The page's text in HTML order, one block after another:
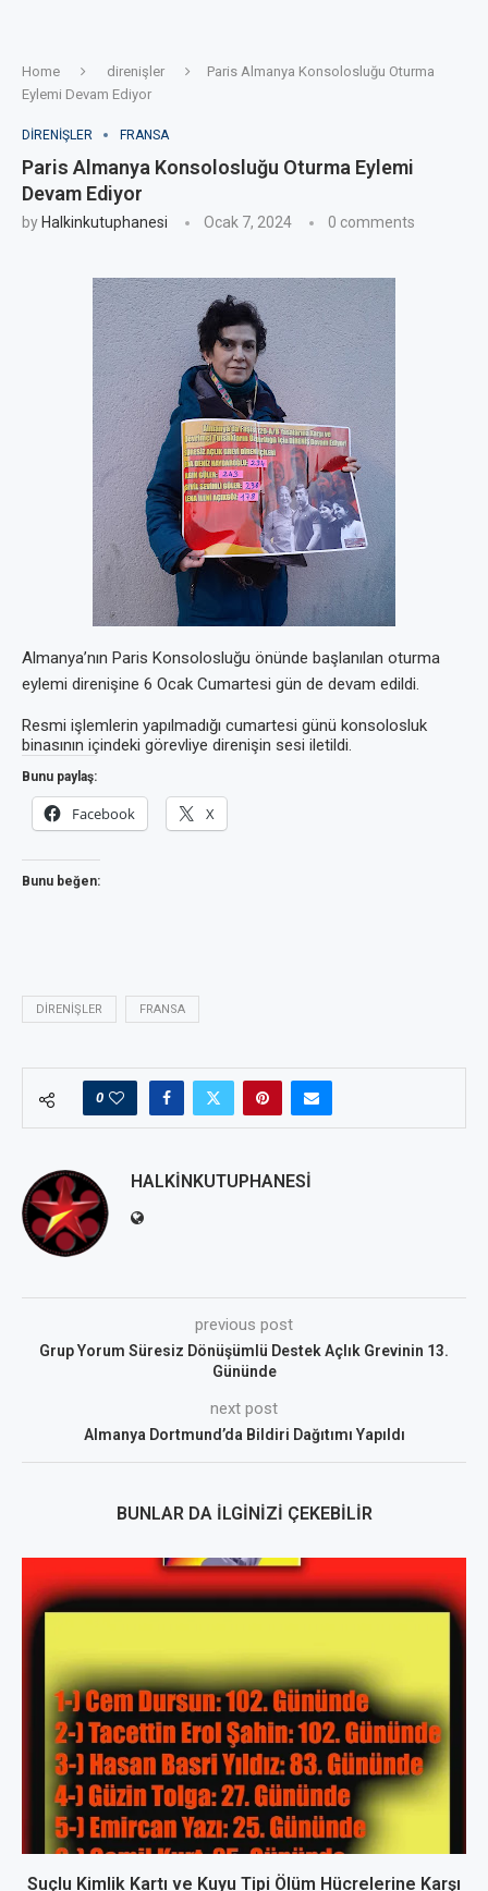
Home direnişler
Paris Almanya Konsolosluğu Oturma
Eylemi Devam Ediyor
DIRENIŞLER FRANSA
Paris Almanya Konsolosluğu Oturma Eylemi
Devam Ediyor
by Halkinkutuphanesi Ocak 7, 2024 0 comments
Almanya’nın Paris Konsolosluğu önünde başlanılan oturma
eylemi direnişine 6 Ocak Cumartesi gün de devam edildi.
Resmi işlemlerin yapılmadığı cumartesi günü konsolosluk
binasının içindeki görevliye direnişin sesi iletildi.
Bunu paylaş:
Facebook X
Bunu beğen:
DIRENIŞLER FRANSA
0
HALKINKUTUPHANESI
previous post
Grup Yorum Süresiz Dönüşümlü Destek Açlık Grevinin 13.
Gününde
next post
Almanya Dortmund’da Bildiri Dağıtımı Yapıldı
BUNLAR DA İLGINIZI ÇEKEBILIR
Suçlu Kimlik Kartı ve Kuyu Tipi Ölüm Hücrelerine Karşı